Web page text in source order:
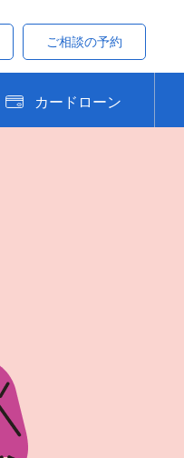
ご相談の予約
カードローン